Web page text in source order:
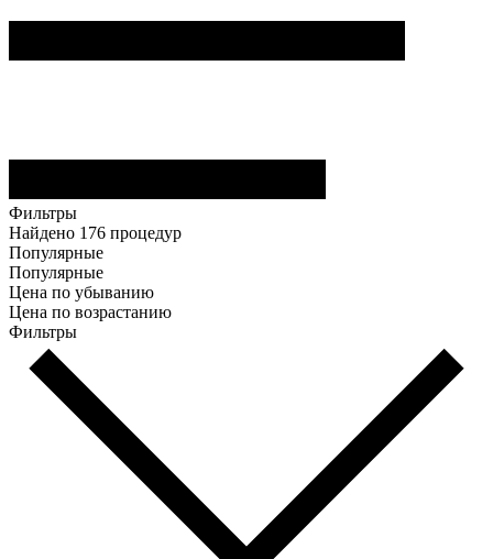
Фильтры
Найдено 176 процедур
Популярные
Популярные
Цена по убыванию
Цена по возрастанию
Фильтры